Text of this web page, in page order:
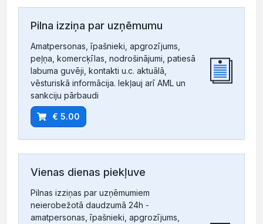
Pilna izziņa par uzņēmumu
Amatpersonas, īpašnieki, apgrozījums,
peļņa, komercķīlas, nodrošinājumi, patiesā
labuma guvēji, kontakti u.c. aktuālā,
vēsturiskā informācija. Iekļauj arī AML un
sankciju pārbaudi
€ 5.00
Vienas dienas piekļuve
Pilnas izziņas par uzņēmumiem
neierobežotā daudzumā 24h -
amatpersonas, īpašnieki, apgrozījums,